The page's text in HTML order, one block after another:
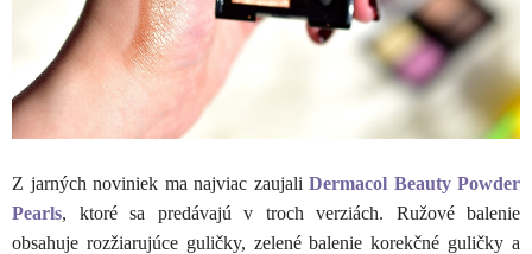
Z jarných noviniek ma najviac zaujali Dermacol Beauty Powder
Pearls, ktoré sa predávajú v troch verziách. Ružové balenie
obsahuje rozžiarujúce guličky, zelené balenie korekčné guličky a